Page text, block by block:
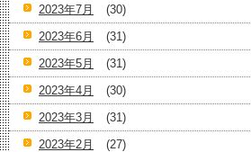
2023年7月
(30)
2023年6月
(31)
2023年5月
(31)
2023年4月
(30)
2023年3月
(31)
2023年2月
(27)